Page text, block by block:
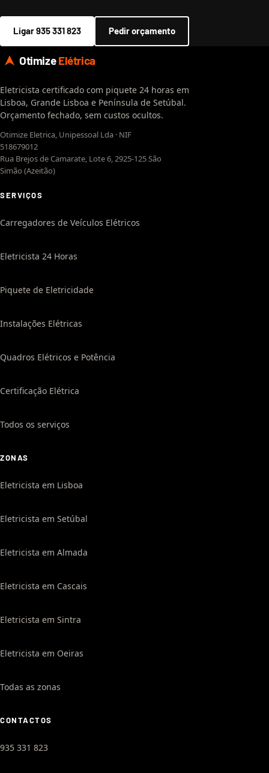
Ligar 935 331 823 Pedir orçamento
OtimizeElétrica
Eletricista certificado com piquete 24 horas em
Lisboa, Grande Lisboa e Península de Setúbal.
Orçamento fechado, sem custos ocultos.
Otimize Eletrica, Unipessoal Lda · NIF
518679012
Rua Brejos de Camarate, Lote 6, 2925-125 São
Simão (Azeitão)
SERVIÇOS
Carregadores de Veículos Elétricos
Eletricista 24 Horas
Piquete de Eletricidade
Instalações Elétricas
Quadros Elétricos e Potência
Certificação Elétrica
Todos os serviços
ZONAS
Eletricista em Lisboa
Eletricista em Setúbal
Eletricista em Almada
Eletricista em Cascais
Eletricista em Sintra
Eletricista em Oeiras
Todas as zonas
CONTACTOS
935 331 823